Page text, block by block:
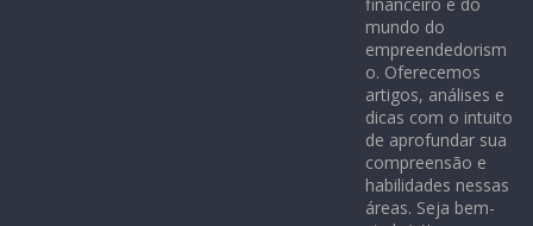
mundo do
empreendedorism
o. Oferecemos
artigos, análises e
dicas com o intuito
de aprofundar sua
compreensão e
habilidades nessas
áreas. Seja bem-